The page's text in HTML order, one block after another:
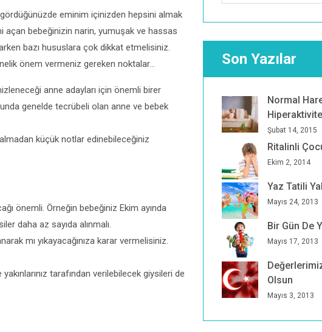
eminim içinizden hepsini almak
açan bebeğinizin narin, yumuşak ve hassas
bazı hususlara çok dikkat etmelisiniz.
önem vermeniz gereken noktalar…
anne adayları için önemli birer
genelde tecrübeli olan anne ve bebek
küçük notlar edinebileceğiniz
önemli. Örneğin bebeğiniz Ekim ayında
daha az sayıda alınmalı.
mı yıkayacağınıza karar vermelisiniz.
tarafından verilebilecek giysileri de
Son Yazılar
Normal
Şubat 14, 2015
Ritalinli
Ekim 2, 2014
Yaz Tatili
Mayıs 24, 2013
Bir Gün De
Mayıs 17, 2013
Olsun
Mayıs 3, 2013